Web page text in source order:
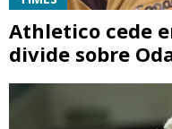
Athletico cede
divide sobre